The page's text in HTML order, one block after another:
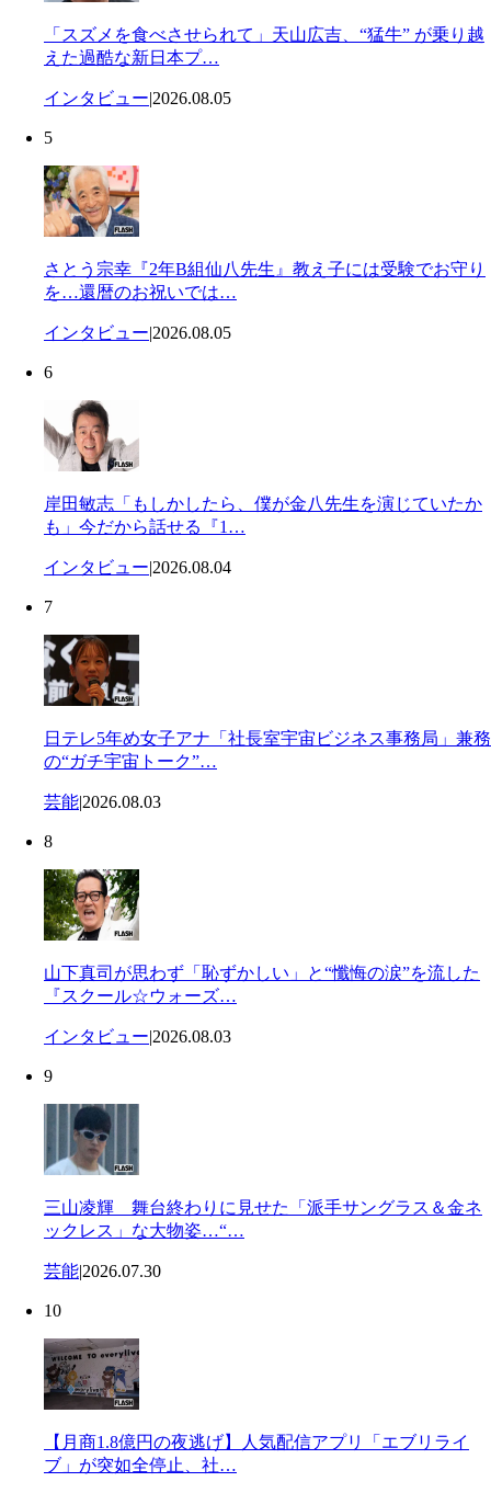
「スズメを食べさせられて」天山広吉、“猛牛” が乗り越
えた過酷な新日本プ…
インタビュー|2026.08.05
5
さとう宗幸『2年B組仙八先生』教え子には受験でお守り
を…還暦のお祝いでは…
インタビュー|2026.08.05
6
岸田敏志「もしかしたら、僕が金八先生を演じていたか
も」今だから話せる『1…
インタビュー|2026.08.04
7
日テレ5年め女子アナ「社長室宇宙ビジネス事務局」兼務
の“ガチ宇宙トーク”…
芸能|2026.08.03
8
山下真司が思わず「恥ずかしい」と“懺悔の涙”を流した
『スクール☆ウォーズ…
インタビュー|2026.08.03
9
三山凌輝 舞台終わりに見せた「派手サングラス＆金ネ
ックレス」な大物姿…“…
芸能|2026.07.30
10
【月商1.8億円の夜逃げ】人気配信アプリ「エブリライ
ブ」が突如全停止、社…